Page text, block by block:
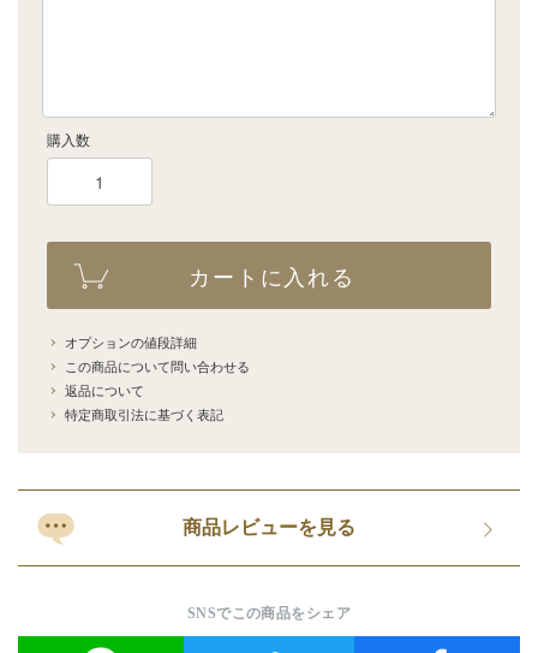
購入数
カートに入れる
オプションの値段詳細
この商品について問い合わせる
返品について
特定商取引法に基づく表記
商品レビューを見る
SNSでこの商品をシェア